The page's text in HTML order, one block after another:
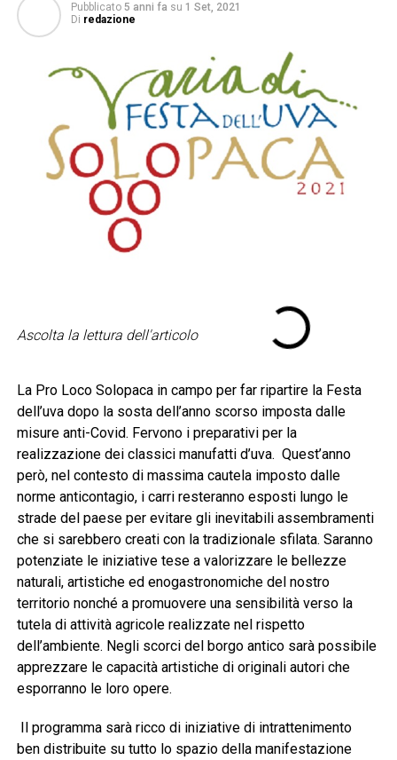
Pubblicato 5 anni fa su 1 Set, 2021
Di redazione
Ascolta la lettura dell'articolo
La Pro Loco Solopaca in campo per far ripartire la Festa
dell’uva dopo la sosta dell’anno scorso imposta dalle
misure anti-Covid. Fervono i preparativi per la
realizzazione dei classici manufatti d’uva. Quest’anno
però, nel contesto di massima cautela imposto dalle
norme anticontagio, i carri resteranno esposti lungo le
strade del paese per evitare gli inevitabili assembramenti
che si sarebbero creati con la tradizionale sfilata. Saranno
potenziate le iniziative tese a valorizzare le bellezze
naturali, artistiche ed enogastronomiche del nostro
territorio nonché a promuovere una sensibilità verso la
tutela di attività agricole realizzate nel rispetto
dell’ambiente. Negli scorci del borgo antico sarà possibile
apprezzare le capacità artistiche di originali autori che
esporranno le loro opere.
Il programma sarà ricco di iniziative di intrattenimento
ben distribuite su tutto lo spazio della manifestazione